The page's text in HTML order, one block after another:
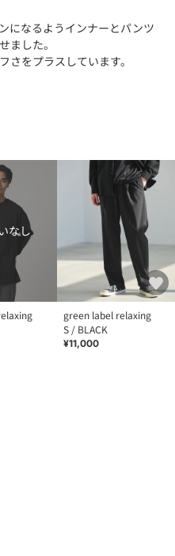
になるようインナーとパンツ
ました。
さをプラスしています。
なし
green label relaxing
S / BLACK
¥11,000